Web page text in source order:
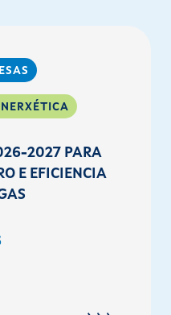
2027 PARA
E EFICIENCIA